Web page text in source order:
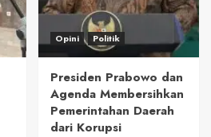
Opini Politik
Presiden Prabowo dan
Agenda Membersihkan
Pemerintahan Daerah
dari Korupsi